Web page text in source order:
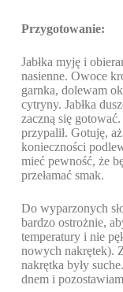
Przygotowanie:
Jabłka myję i
nasienne. Owoce
garnka, dolewam
cytryny. Jabłka
zaczną się
przypalił. Gotuję,
konieczności
mieć pewność, że
przełamać smak.
Do wyparzonych
bardzo ostrożnie,
temperatury i nie
nowych nakrętek).
nakrętka były
dnem i